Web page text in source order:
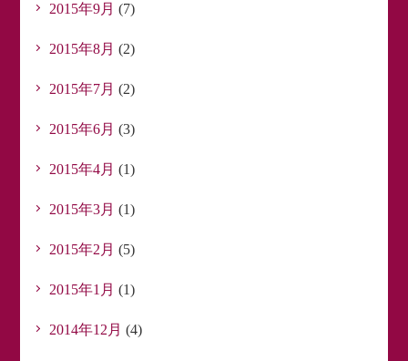
2015年9月 (7)
2015年8月 (2)
2015年7月 (2)
2015年6月 (3)
2015年4月 (1)
2015年3月 (1)
2015年2月 (5)
2015年1月 (1)
2014年12月 (4)